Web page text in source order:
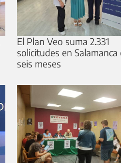
El Plan Veo suma 2.331
solicitudes en Salamanca
seis meses